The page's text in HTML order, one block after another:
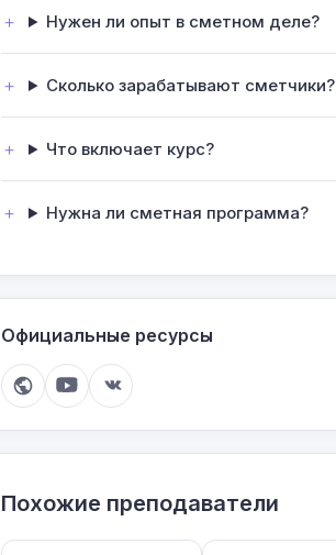
Нужен ли опыт в сметном деле?
Сколько зарабатывают сметчики?
Что включает курс?
Нужна ли сметная программа?
Официальные ресурсы
Похожие преподаватели